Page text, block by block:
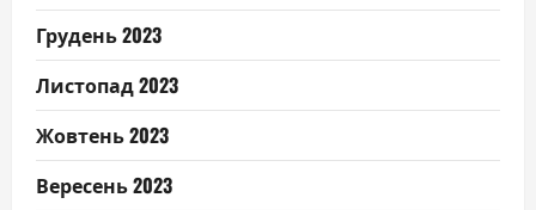
Грудень 2023
Листопад 2023
Жовтень 2023
Вересень 2023